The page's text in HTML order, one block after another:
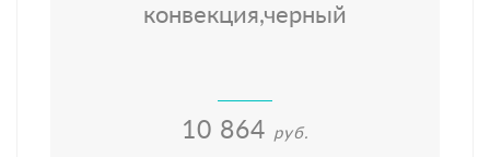
конвекция,черный
10 864 руб.